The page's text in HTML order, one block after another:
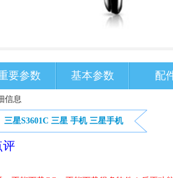
要参数 基本参数 配
信息
三星S3601C 三星 手机 三星手机
评